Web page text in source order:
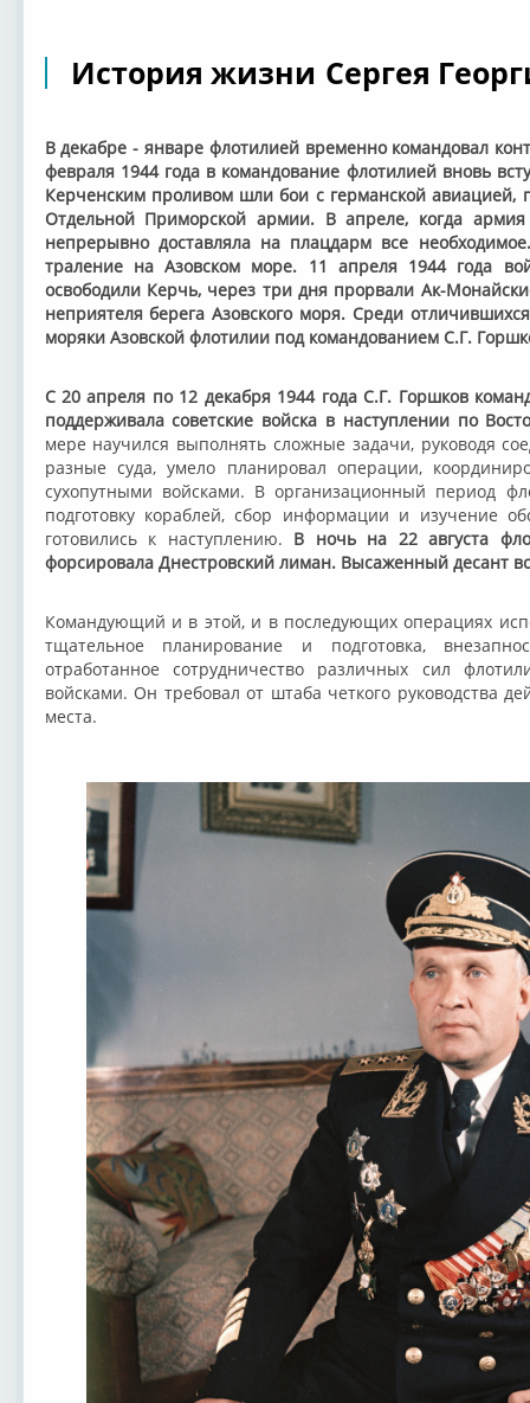
История жизни Сергея
В декабре - январе флотилией временно командовал
февраля 1944 года в командование флотилией вновь
Керченским проливом шли бои с германской авиацией,
Отдельной Приморской армии. В апреле, когда
непрерывно доставляла на плацдарм все
траление на Азовском море. 11 апреля 1944 года
освободили Керчь, через три дня прорвали Ак-
неприятеля берега Азовского моря. Среди
моряки Азовской флотилии под командованием С.Г.
С 20 апреля по 12 декабря 1944 года С.Г. Горшков
поддерживала советские войска в наступлении по
мере научился выполнять сложные задачи, руководя
разные суда, умело планировал операции,
сухопутными войсками. В организационный период
подготовку кораблей, сбор информации и изучение
готовились к наступлению. В ночь на 22 августа
форсировала Днестровский лиман. Высаженный десант
Командующий и в этой, и в последующих операциях
тщательное планирование и подготовка,
отработанное сотрудничество различных сил
войсками. Он требовал от штаба четкого руководства
места.